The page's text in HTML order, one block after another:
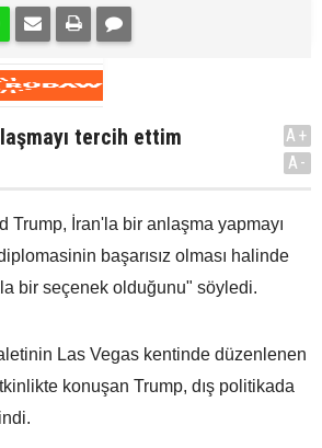
tercih ettim
A+
A-
Trump, İran'la bir anlaşma yapmayı
başarısız olması halinde
bir seçenek olduğunu" söyledi.
Las Vegas kentinde düzenlenen
konuşan Trump, dış politikada